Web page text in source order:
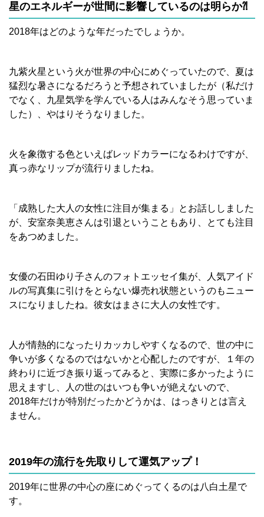
星のエネルギーが世間に影響しているのは明らか⁈
2018年はどのような年だったでしょうか。
九紫火星という火が世界の中心にめぐっていたので、夏は
猛烈な暑さになるだろうと予想されていましたが（私だけ
でなく、九星気学を学んでいる人はみんなそう思っていま
した）、やはりそうなりました。
火を象徴する色といえばレッドカラーになるわけですが、
真っ赤なリップが流行りましたね。
「成熟した大人の女性に注目が集まる」とお話ししました
が、安室奈美恵さんは引退ということもあり、とても注目
をあつめました。
女優の石田ゆり子さんのフォトエッセイ集が、人気アイド
ルの写真集に引けをとらない爆売れ状態というのもニュー
スになりましたね。彼女はまさに大人の女性です。
人が情熱的になったりカッカしやすくなるので、世の中に
争いが多くなるのではないかと心配したのですが、１年の
終わりに近づき振り返ってみると、実際に多かったように
思えますし、人の世のはいつも争いが絶えないので、
2018年だけが特別だったかどうかは、はっきりとは言え
ません。
2019年の流行を先取りして運気アップ！
2019年に世界の中心の座にめぐってくるのは八白土星で
す。